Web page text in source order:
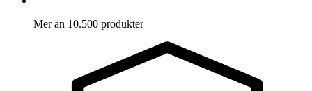
Mer än 10.500 produkter